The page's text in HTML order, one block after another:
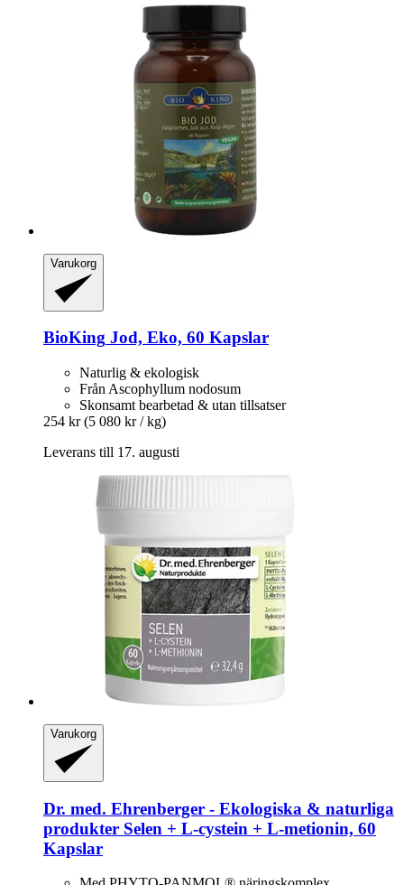
Varukorg
BioKing Jod, Eko, 60 Kapslar
Naturlig & ekologisk
Från Ascophyllum nodosum
Skonsamt bearbetad & utan tillsatser
254 kr (5 080 kr / kg)
Leverans till 17. augusti
Varukorg
Dr. med. Ehrenberger - Ekologiska & naturliga
produkter Selen + L-​cystein + L-​metionin, 60
Kapslar